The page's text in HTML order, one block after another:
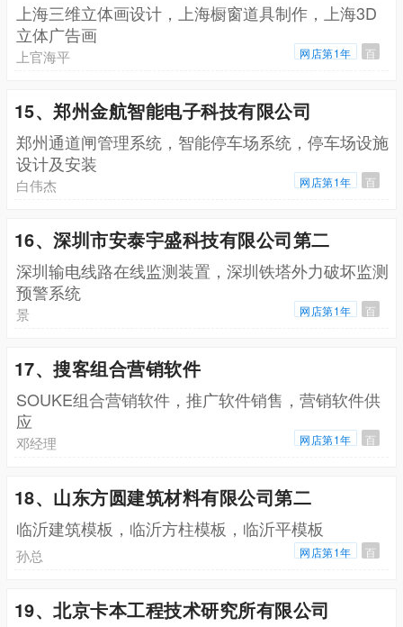
上海三维立体画设计，上海橱窗道具制作，上海3D
立体广告画
上官海平 网店第1年 百
15、郑州金航智能电子科技有限公司
郑州通道闸管理系统，智能停车场系统，停车场设施
设计及安装
白伟杰 网店第1年 百
16、深圳市安泰宇盛科技有限公司第二
深圳输电线路在线监测装置，深圳铁塔外力破坏监测
预警系统
景 网店第1年 百
17、搜客组合营销软件
SOUKE组合营销软件，推广软件销售，营销软件供
应
邓经理 网店第1年 百
18、山东方圆建筑材料有限公司第二
临沂建筑模板，临沂方柱模板，临沂平模板
孙总 网店第1年 百
19、北京卡本工程技术研究所有限公司